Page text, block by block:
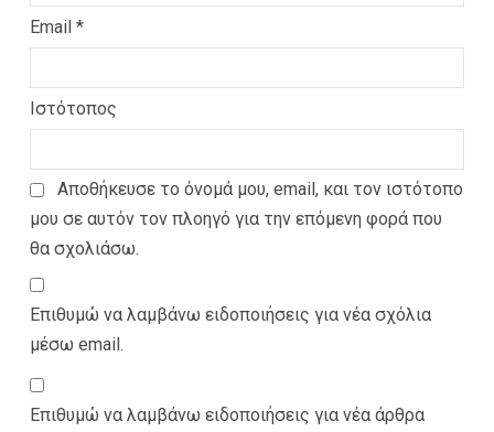
Email *
Ιστότοπος
Αποθήκευσε το όνομά μου, email, και τον ιστότοπο
μου σε αυτόν τον πλοηγό για την επόμενη φορά που
θα σχολιάσω.
Επιθυμώ να λαμβάνω ειδοποιήσεις για νέα σχόλια
μέσω email.
Επιθυμώ να λαμβάνω ειδοποιήσεις για νέα άρθρα